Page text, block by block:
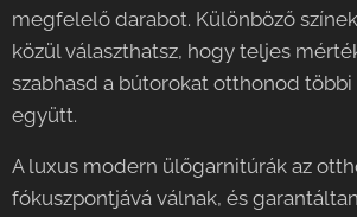
megfelelő darabot. Különböző
közül választhatsz, hogy teljes
szabhasd a bútorokat otthonod
együtt.
A luxus modern ülőgarnitúrák az
fókuszpontjává válnak, és